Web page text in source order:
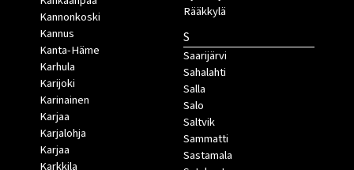
Kannonkoski
Kannus
Kanta-Häme
Karhula
Karijoki
Karinainen
Karjaa
Karjalohja
Karjaa
Rääkkylä
S
Saarijärvi
Sahalahti
Salla
Salo
Saltvik
Sammatti
Sastamala